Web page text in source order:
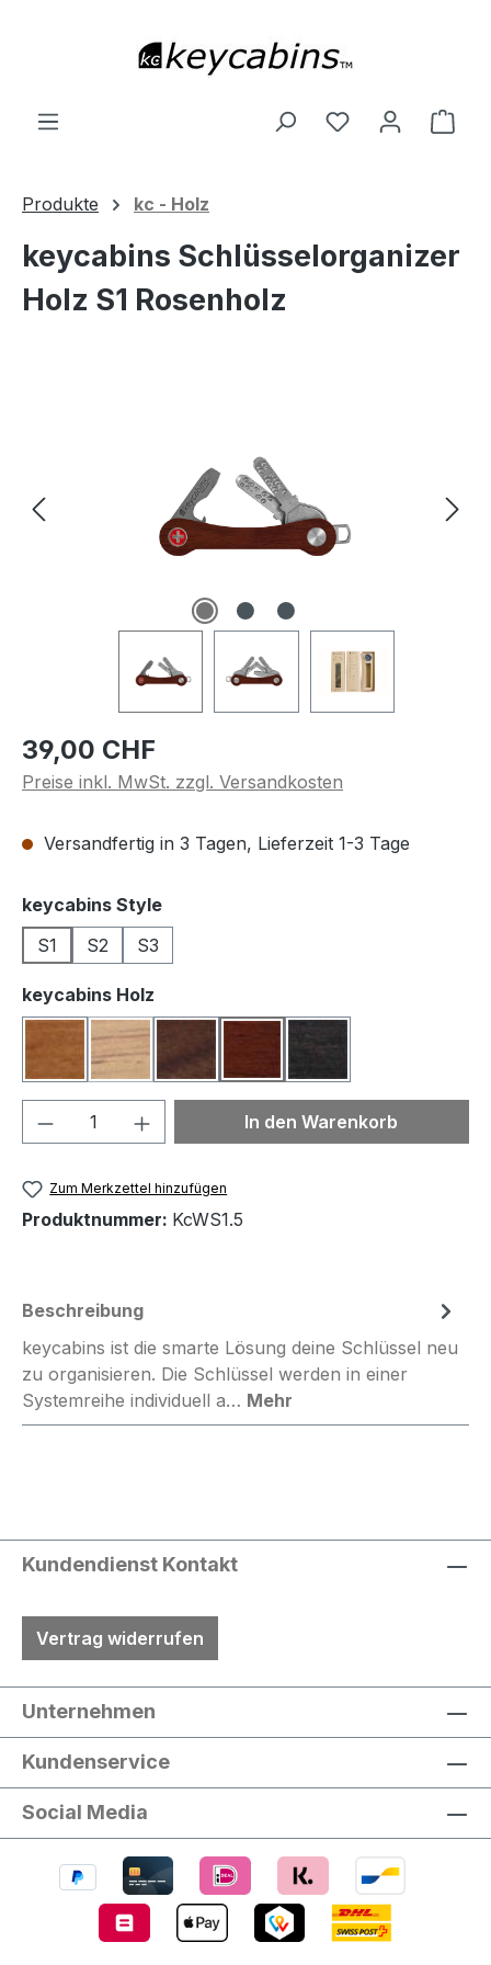
Du hast 0
Produkte kc - Holz
keycabins Schlüsselorganizer
Holz S1 Rosenholz
Regulärer Preis:
39,00 CHF
Preise inkl. MwSt. zzgl. Versandkosten
Versandfertig in 3 Tagen, Lieferzeit 1-3 Tage
keycabins Styleauswählen
S1
S2 S3
keycabins Holz
Buche Eiche
(Diese Option ist zurzeit nicht verfügbar.)
Nussbaum
Produkt Anzahl: Gib denIn den Warenkorb
Zum Merkzettel hinzufügen
Produktnummer: KcWS1.5
Beschreibung
keycabins ist die smarte Lösung deine Schlüssel neu
zu organisieren. Die Schlüssel werden in einer
Systemreihe individuell a… Mehr
Kundendienst Kontakt
Vertrag widerrufen
Unternehmen
Kundenservice
Social Media